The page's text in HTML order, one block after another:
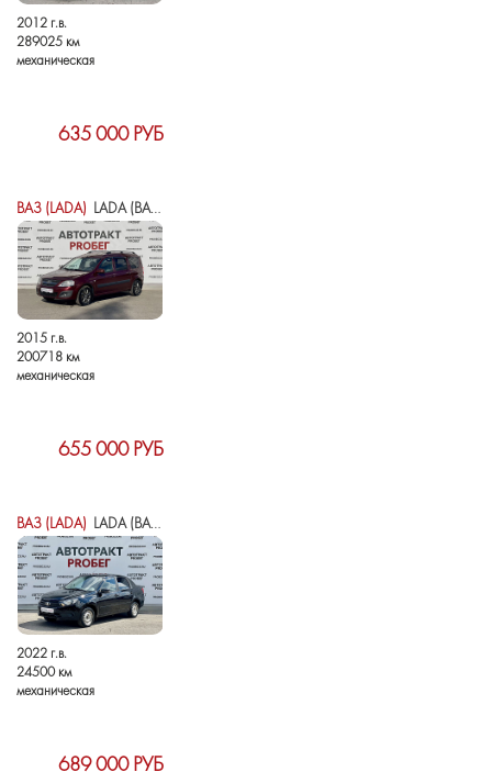
2012 г.в.
289025 км
механическая
635 000 РУБ
ВАЗ (LADA) LADA (ВАЗ) LARGUS I
2015 г.в.
200718 км
механическая
655 000 РУБ
ВАЗ (LADA) LADA (ВАЗ) GRANTA I РЕСТАЙЛИНГ
2022 г.в.
24500 км
механическая
689 000 РУБ